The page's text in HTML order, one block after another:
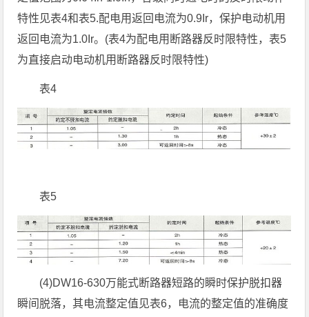
特性见表4和表5.配电用返回电流为0.9Ir，保护电动机用
返回电流为1.0Ir。(表4为配电用断路器反时限特性，表5
为直接启动电动机用断路器反时限特性)
表4
表5
(4)DW16-630万能式断路器短路的瞬时保护脱扣器
瞬间脱落，其电流整定值见表6，电流的整定值的准确度